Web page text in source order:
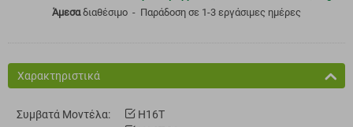
Άμεσαδιαθέσιμο Παράδοση σε 1-3 εργάσιμες ημέρες
Χαρακτηριστικά
Συμβατά Μοντέλα:
H16T